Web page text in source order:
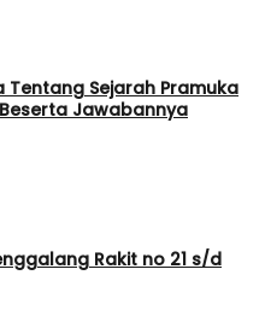
Tentang Sejarah Pramuka
Jawabannya
Rakit no 21 s/d